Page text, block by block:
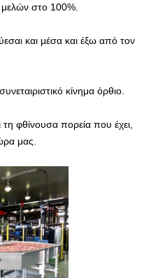
στο 100%.
και μέσα και έξω από τον
κίνημα όρθιο.
τη φθίνουσα πορεία που έχει,
μας.